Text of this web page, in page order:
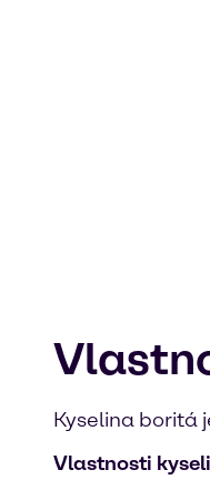
Kyselina boritá
Vlastnosti